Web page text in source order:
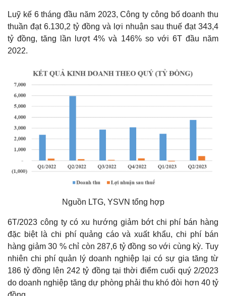
Luỹ kế 6 tháng đầu năm 2023, Công ty công bố doanh thu
thuần đạt 6.130,2 tỷ đồng và lợi nhuận sau thuế đạt 343,4
tỷ đồng, tăng lần lượt 4% và 146% so với 6T đầu năm
2022.
Nguồn LTG, YSVN tổng hợp
6T/2023 công ty có xu hướng giảm bớt chi phí bán hàng
đặc biệt là chi phí quảng cáo và xuất khẩu, chi phí bán
hàng giảm 30 % chỉ còn 287,6 tỷ đồng so với cùng kỳ. Tuy
nhiên chi phí quản lý doanh nghiệp lại có sự gia tăng từ
186 tỷ đồng lên 242 tỷ đồng tại thời điểm cuối quý 2/2023
do doanh nghiệp tăng dự phòng phải thu khó đòi hơn 40 tỷ